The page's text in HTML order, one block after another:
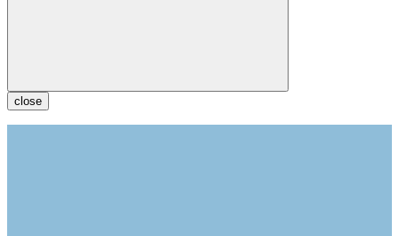
close